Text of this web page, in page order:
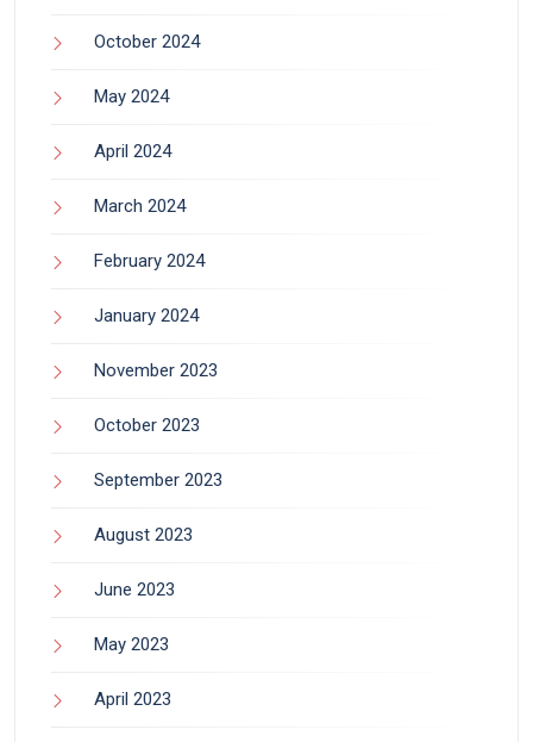
October 2024
May 2024
April 2024
March 2024
February 2024
January 2024
November 2023
October 2023
September 2023
August 2023
June 2023
May 2023
April 2023